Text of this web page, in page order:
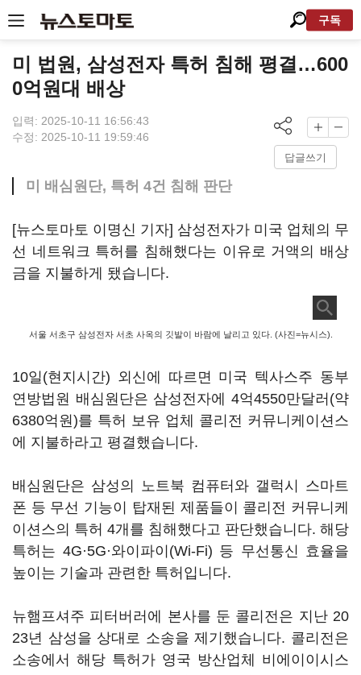
구독
미 법원, 삼성전자 특허 침해 평결…600
0억원대 배상
입력: 2025-10-11 16:56:43
수정: 2025-10-11 19:59:46
답글쓰기
미 배심원단, 특허 4건 침해 판단
[뉴스토마토 이명신 기자] 삼성전자가 미국 업체의 무
선 네트워크 특허를 침해했다는 이유로 거액의 배상
금을 지불하게 됐습니다.
서울 서초구 삼성전자 서초 사옥의 깃발이 바람에 날리고 있다. (사진=뉴시스).
10일(현지시간) 외신에 따르면 미국 텍사스주 동부
연방법원 배심원단은 삼성전자에 4억4550만달러(약
6380억원)를 특허 보유 업체 콜리전 커뮤니케이션스
에 지불하라고 평결했습니다.
배심원단은 삼성의 노트북 컴퓨터와 갤럭시 스마트
폰 등 무선 기능이 탑재된 제품들이 콜리전 커뮤니케
이션스의 특허 4개를 침해했다고 판단했습니다. 해당
특허는 4G·5G·와이파이(Wi-Fi) 등 무선통신 효율을
높이는 기술과 관련한 특허입니다.
뉴햄프셔주 피터버러에 본사를 둔 콜리전은 지난 20
23년 삼성을 상대로 소송을 제기했습니다. 콜리전은
소송에서 해당 특허가 영국 방산업체 비에이이시스